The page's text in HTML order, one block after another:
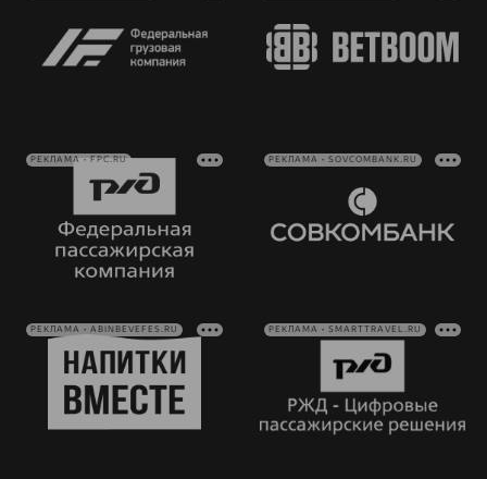
РЕКЛАМА • FPC.RU РЕКЛАМА • SOVCOMBANK.RU
РЕКЛАМА • ABINBEVEFES.RU РЕКЛАМА • SMARTTRAVEL.RU